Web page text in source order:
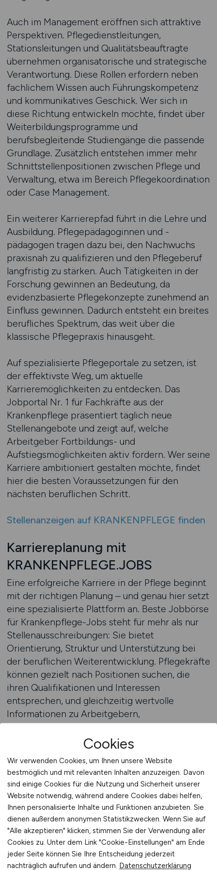
Auch im Management eröffnen sich attraktive
Perspektiven. Pflegedienstleitungen,
Stationsleitungen und Qualitätsbeauftragte
übernehmen organisatorische und strategische
Verantwortung. Diese Rollen erfordern neben
fachlichem Wissen auch Führungskompetenz
und kommunikatives Geschick. Wer sich in
diese Richtung entwickeln möchte, findet über
Weiterbildungsprogramme und
berufsbegleitende Studiengänge die passende
Grundlage. Zusätzlich entstehen immer mehr
Schnittstellenpositionen zwischen Pflege und
Verwaltung, etwa im Bereich Pflegekoordination
oder Case Management.
Ein weiterer Karrierepfad führt in die Lehre und
Ausbildung. Pflegepädagoginnen und -
pädagogen tragen dazu bei, den Nachwuchs
praxisnah zu qualifizieren und den Pflegeberuf
langfristig zu stärken. Auch Tätigkeiten in der
Forschung gewinnen an Bedeutung, da
evidenzbasierte Pflegekonzepte zunehmend an
Einfluss gewinnen. Dadurch entsteht ein breites
berufliches Spektrum, das weit über die
klassische Pflegepraxis hinausgeht.
Auf spezialisierte Pflegeportale zu setzen, ist
der effektivste Weg, um aktuelle
Karrieremöglichkeiten zu entdecken. Das
Jobportal Nr. 1 für Fachkräfte aus der
Krankenpflege präsentiert täglich neue
Stellenangebote und zeigt auf, welche
Arbeitgeber Fortbildungs- und
Aufstiegsmöglichkeiten aktiv fördern. Wer seine
Karriere ambitioniert gestalten möchte, findet
hier die besten Voraussetzungen für den
nächsten beruflichen Schritt.
Stellenanzeigen auf KRANKENPFLEGE finden
Karriereplanung mit
KRANKENPFLEGE.JOBS
Eine erfolgreiche Karriere in der Pflege beginnt
mit der richtigen Planung – und genau hier setzt
eine spezialisierte Plattform an. Beste Jobbörse
für Krankenpflege-Jobs steht für mehr als nur
Stellenausschreibungen: Sie bietet
Orientierung, Struktur und Unterstützung bei
der beruflichen Weiterentwicklung. Pflegekräfte
können gezielt nach Positionen suchen, die
ihren Qualifikationen und Interessen
entsprechen, und gleichzeitig wertvolle
Informationen zu Arbeitgebern,
Weiterbildungsmöglichkeiten und
Karrierewegen erhalten.
Die Plattform ermöglicht es, Bewerbungsprofile
anzulegen, Qualifikationen zu hinterlegen und
gezielte Suchfilter zu nutzen. Dadurch können
Arbeitgeber direkt auf geeignete Kandidatinnen
und Kandidaten aufmerksam werden. Diese
aktive Vermittlung spart Zeit und eröffnet
Chancen, die über klassische
Bewerbungsprozesse hinausgehen. Zusätzlich
Cookies
Wir verwenden Cookies, um Ihnen unsere Website
bestmöglich und mit relevanten Inhalten anzuzeigen. Davon
sind einige Cookies für die Nutzung und Sicherheit unserer
Website notwendig, während andere Cookies dabei helfen,
Ihnen personalisierte Inhalte und Funktionen anzubieten. Sie
dienen außerdem anonymen Statistikzwecken. Wenn Sie auf
"Alle akzeptieren" klicken, stimmen Sie der Verwendung aller
Cookies zu. Unter dem Link "Cookie-Einstellungen" am Ende
jeder Seite können Sie Ihre Entscheidung jederzeit
nachträglich aufrufen und ändern. Datenschutzerklärung